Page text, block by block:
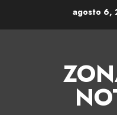
agosto 6,